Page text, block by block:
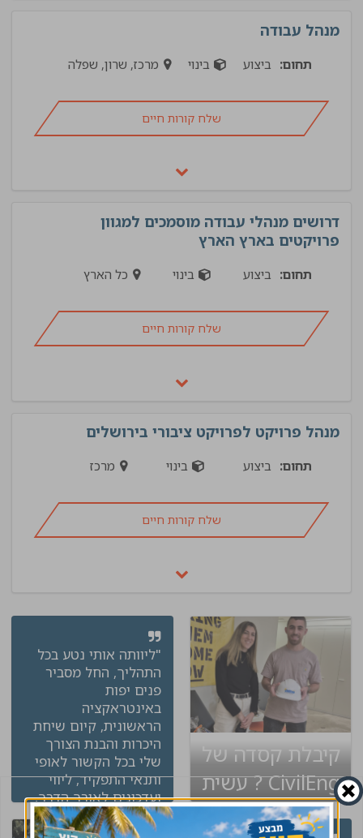
מנהל עבודה
תחום: ביצוע בינוי מרכז, שרון, שפלה
שלח קורות חיים
דרושים מנהלי עבודה מוסמכים למגוון
פרויקטים בארץ הארץ
תחום: ביצוע בינוי כל הארץ
שלח קורות חיים
מנהל פרויקט לפרויקט ציבורי בירושלים
תחום: ביצוע בינוי מרכז
שלח קורות חיים
קיבלת קסדה של
CivilEng ? עשית
שינוי בקריירה
"ליוותה אותי נטע בכל
התהליך, החל מסביר
פנים יפות
באינטראקציה
הראשונית, קיום שיחת
היכרות והבנת הצורך
שלי בכל הקשור לאופי
ותנאי התפקיד, ליווי
ועדכונים לאורך הדרך,
הכנה לפני הראיונות
שהתקיימו בפועל, מעקב